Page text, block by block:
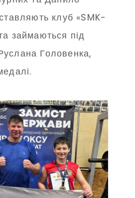
клуб «SMK-
займаються під
Головенка,